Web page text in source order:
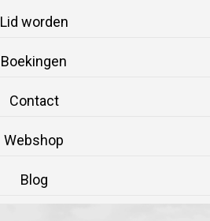
Lid worden
Boekingen
Contact
Webshop
Blog